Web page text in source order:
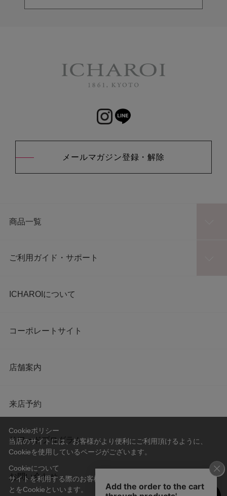
メールマガジン登録・解除
商品一覧
ご利用ガイド・サポート
ICHAROIについて
コーポレートサイト
店舗案内
来店予約
リワードプログラム
お問い合わせ
Cookieポリシー
当店のサイトには、お客様がより便利にご利用頂けるように、
Cookieを使用しているページがございます。
Cookieについて
サイトを利用する際のお客様情報をPC上で記録管理する技術のこ
とをCookieといいます。